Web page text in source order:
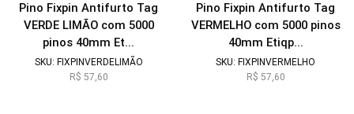
Pino Fixpin Antifurto Tag
VERDE LIMÃO com 5000
pinos 40mm Et...
SKU: FIXPINVERDELIMÃO
R$ 57,60
Pino Fixpin Antifurto Tag
VERMELHO com 5000 pinos
40mm Etiqp...
SKU: FIXPINVERMELHO
R$ 57,60